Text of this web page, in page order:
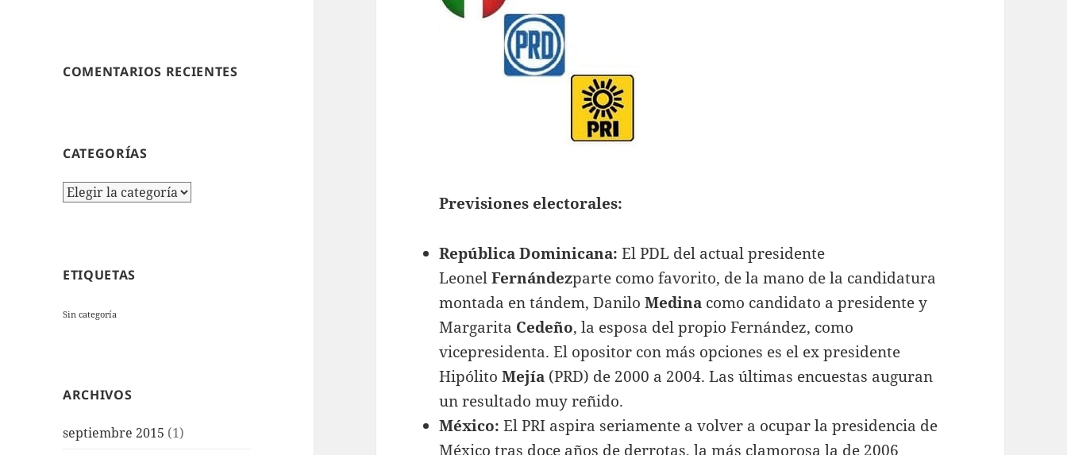
COMENTARIOS RECIENTES
CATEGORÍAS
Categorías
ETIQUETAS
Sin categoría
ARCHIVOS
septiembre 2015 (1)
Previsiones electorales:
República Dominicana:El PDL del actual presidente
LeonelFernándezparte como favorito, de la mano de la candidatura
montada en tándem, DaniloMedina como candidato a presidente y
Margarita Cedeño, la esposa del propio Fernández, como
vicepresidenta. El opositor con más opciones es el ex presidente
HipólitoMejía (PRD) de 2000 a 2004. Las últimas encuestas auguran
un resultado muy reñido.
México:El PRI aspira seriamente a volver a ocupar la presidencia de
México tras doce años de derrotas, la más clamorosa la de 2006